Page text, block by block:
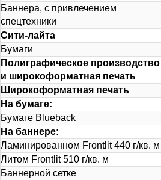
Баннера, с привлечением
спецтехники
Сити-лайта
Бумаги
Полиграфическое производство
и широкоформатная печать
Широкоформатная печать
На бумаге:
Бумаге Blueback
На баннере:
Ламинированном Frontlit 440 г/кв. м
Литом Frontlit 510 г/кв. м
Баннерной сетке